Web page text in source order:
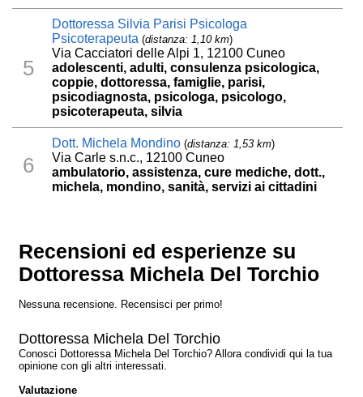
5
Dottoressa Silvia Parisi Psicologa
Psicoterapeuta (distanza: 1,10 km)
Via Cacciatori delle Alpi 1, 12100 Cuneo
adolescenti, adulti, consulenza psicologica,
coppie, dottoressa, famiglie, parisi,
psicodiagnosta, psicologa, psicologo,
psicoterapeuta, silvia
6
Dott. Michela Mondino (distanza: 1,53 km)
Via Carle s.n.c., 12100 Cuneo
ambulatorio, assistenza, cure mediche, dott.,
michela, mondino, sanità, servizi ai cittadini
Recensioni ed esperienze su
Dottoressa Michela Del Torchio
Nessuna recensione. Recensisci per primo!
Dottoressa Michela Del Torchio
Conosci Dottoressa Michela Del Torchio? Allora condividi qui la tua
opinione con gli altri interessati.
Valutazione